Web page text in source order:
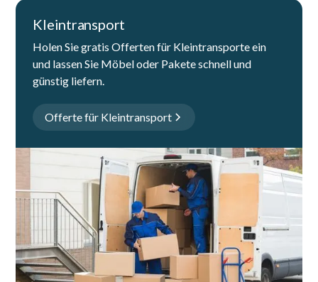
Kleintransport
Holen Sie gratis Offerten für Kleintransporte ein
und lassen Sie Möbel oder Pakete schnell und
günstig liefern.
Offerte für Kleintransport